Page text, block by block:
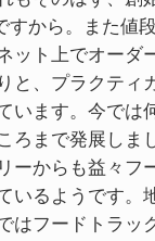
すから。また値
ット上でオーダ
と、プラクティ
います。今では
ろまで発展しま
ーからも益々フ
いるようです。
はフードトラッ